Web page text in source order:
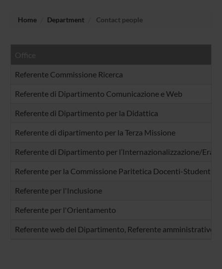
Home Department Contact people
Office
Referente Commissione Ricerca
Referente di Dipartimento Comunicazione e Web
Referente di Dipartimento per la Didattica
Referente di dipartimento per la Terza Missione
Referente di Dipartimento per l’Internazionalizzazione/
Referente per la Commissione Paritetica Docenti-Studenti
Referente per l'Inclusione
Referente per l'Orientamento
Referente web del Dipartimento, Referente amministrativo